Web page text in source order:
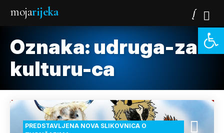
mojarijeka
Oznaka: udruga-za-
kulturu-ca
PREDSTAVLJENA NOVA SLIKOVNICA O